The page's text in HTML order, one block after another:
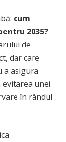
cum
2035?
de
dar care
a asigura
evitarea unei
în rândul